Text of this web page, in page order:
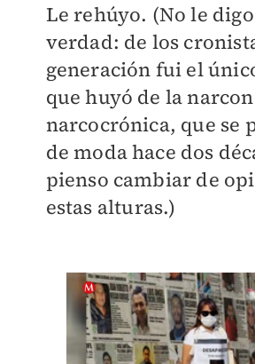
Le rehúyo. (No le
verdad: de los
generación fui el
que huyó de la
narcocrónica, que se
de moda hace dos
pienso cambiar de
estas alturas.)